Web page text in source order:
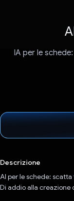
IA per le
Descrizione
AI per le schede:
Dì addio alla creazione